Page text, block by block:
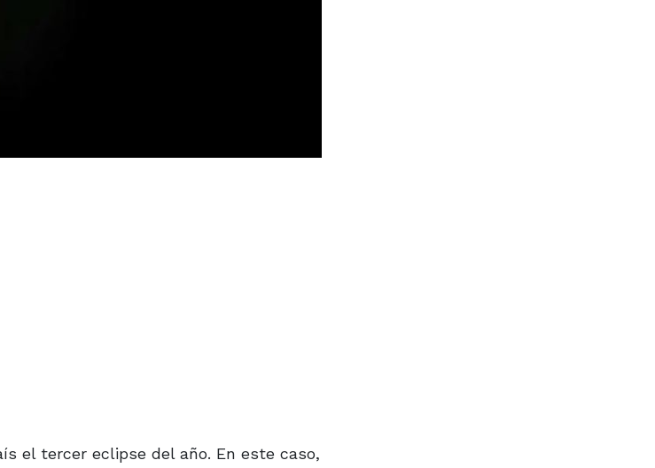
el tercer eclipse del año. En este caso,